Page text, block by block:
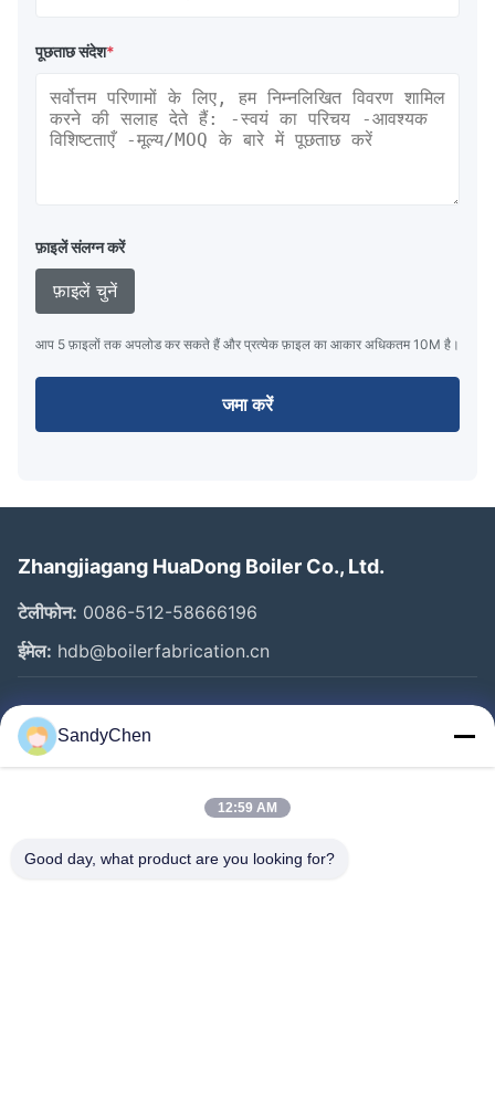
पूछताछ संदेश*
फ़ाइलें संलग्न करें
फ़ाइलें चुनें
आप 5 फ़ाइलों तक अपलोड कर सकते हैं और प्रत्येक फ़ाइल का आकार अधिकतम 10M है।
जमा करें
Zhangjiagang HuaDong Boiler Co., Ltd.
टेलीफोन: 0086-512-58666196
ईमेल: hdb@boilerfabrication.cn
त्वरित लिंक
घर
वीडियो
SandyChen
12:59 AM
Good day, what product are you looking for?